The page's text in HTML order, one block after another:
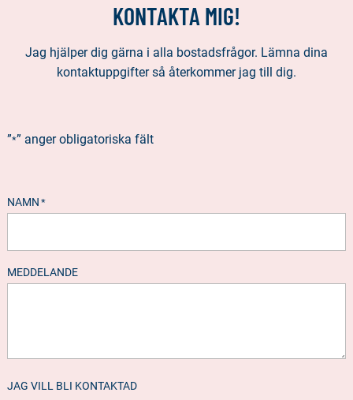
KONTAKTA MIG!
Jag hjälper dig gärna i alla bostadsfrågor. Lämna dina
kontaktuppgifter så återkommer jag till dig.
”*” anger obligatoriska fält
NAMN *
MEDDELANDE
JAG VILL BLI KONTAKTAD